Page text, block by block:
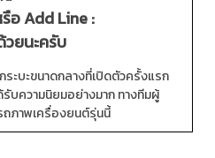
อ Add Line :
วยนะครับ
ระบะขนาดกลางที่เปิดตัวครั้งแรก
รับความนิยมอย่างมาก ทางทีมผู้
ภาพเครื่องยนต์รุ่นนี้